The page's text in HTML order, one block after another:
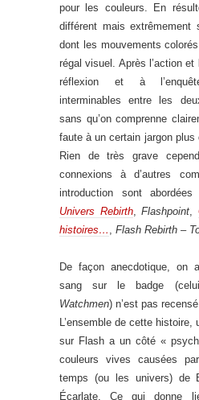
pour les couleurs. En
différent mais extrêmement
dont les mouvements
régal visuel. Après l’action
réflexion et à
interminables entre les
sans qu’on comprenne
faute à un certain jargon plus
Rien de très grave
connexions à d’autres
introduction sont
Univers Rebirth,Flashpoint ,
histoires…
Flash Rebirth –
De façon anecdotique, on
sang sur le badge
Watchmen) n’est pas
L’ensemble de cette histoire,
sur Flash a un côté «
couleurs vives causées
temps (ou les univers) de
Écarlate. Ce qui donne